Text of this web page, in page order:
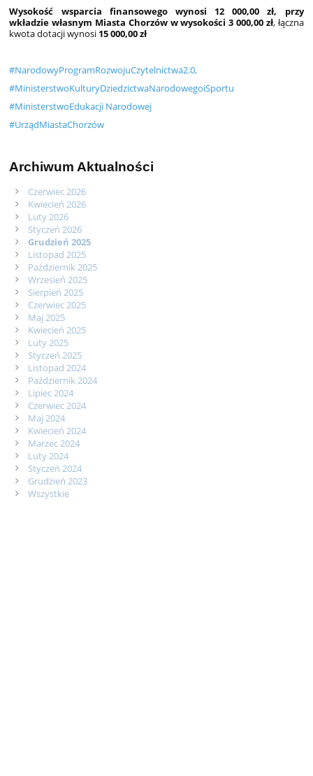
Wysokość wsparcia finansowego wynosi 12 000,00 zł, przy
wkładzie własnym Miasta Chorzów w wysokości 3 000,00 zł, łączna
kwota dotacji wynosi 15 000,00 zł
#NarodowyProgramRozwojuCzytelnictwa2.0,
#MinisterstwoKulturyDziedzictwaNarodowegoiSportu
#MinisterstwoEdukacji Narodowej
#UrządMiastaChorzów
Archiwum Aktualności
Czerwiec 2026
Kwiecień 2026
Luty 2026
Styczeń 2026
Grudzień 2025
Listopad 2025
Październik 2025
Wrzesień 2025
Sierpień 2025
Czerwiec 2025
Maj 2025
Kwiecień 2025
Luty 2025
Styczeń 2025
Listopad 2024
Październik 2024
Lipiec 2024
Czerwiec 2024
Maj 2024
Kwiecień 2024
Marzec 2024
Luty 2024
Styczeń 2024
Grudzień 2023
Wszystkie